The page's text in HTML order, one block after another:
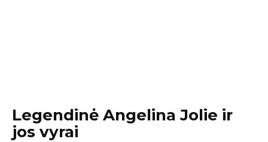
Legendinė Angelina Jolie ir
jos vyrai